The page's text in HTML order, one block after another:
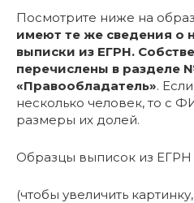
Посмотрите ниже на
имеют те же сведения о
выписки из ЕГРН.
перечислены в разделе
«Правообладатель».
несколько человек, то с
размеры их долей.
Образцы выписок из ЕГРН
(чтобы увеличить